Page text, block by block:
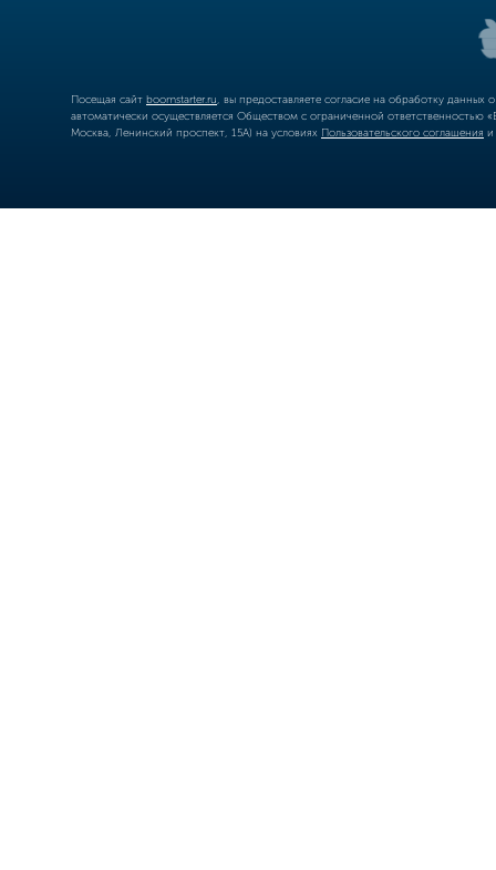
Посещая сайт boomstarter.ru , вы предоставляете согласие на обработку
автоматически осуществляется Обществом с ограниченной
Москва, Ленинский проспект, 15А) на условиях Пользовательского соглашения и